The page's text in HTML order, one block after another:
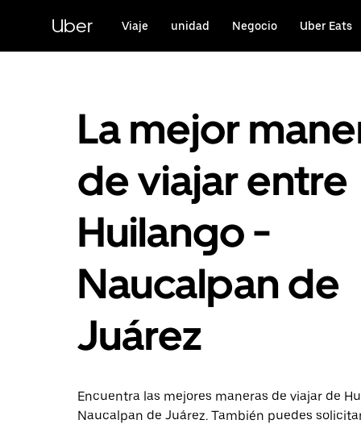
contenido
principal
Uber Viaje unidad Negocio Uber Eats
La mejor
de viajar entre
Huilango -
Naucalpan de
Juárez
Encuentra las mejores maneras de viajar de
Naucalpan de Juárez. También puedes